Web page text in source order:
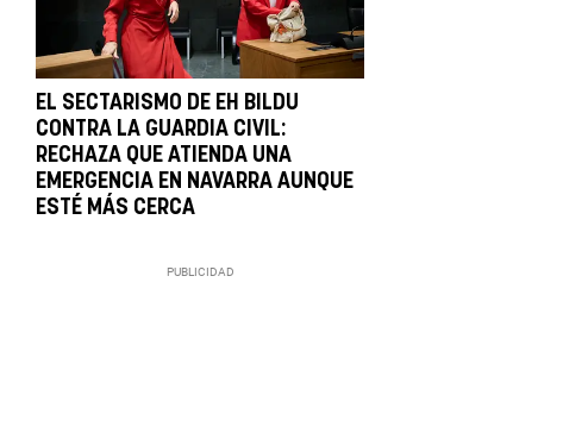
EL SECTARISMO DE EH BILDU
CONTRA LA GUARDIA CIVIL:
RECHAZA QUE ATIENDA UNA
EMERGENCIA EN NAVARRA AUNQUE
ESTÉ MÁS CERCA